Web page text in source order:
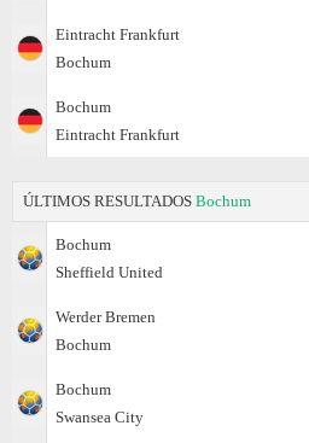
Eintracht Frankfurt
Bochum
Bochum
Eintracht Frankfurt
ÚLTIMOS RESULTADOS Bochum
Bochum
Sheffield United
Werder Bremen
Bochum
Bochum
Swansea City